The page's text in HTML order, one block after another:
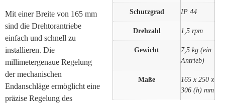
Mit einer Breite von 165 mm
sind die Drehtorantriebe
einfach und schnell zu
installieren. Die
millimetergenaue Regelung
der mechanischen
Endanschläge ermöglicht eine
präzise Regelung des
Schutzgrad IP 44
Drehzahl 1,5 rpm
Gewicht
7,5 kg (ein
Antrieb)
Maße
165 x 250 x
306 (h) mm